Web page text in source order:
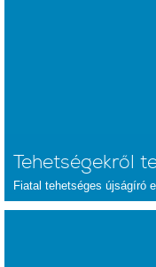
Tehetségekről
Fiatal tehetséges újságíró